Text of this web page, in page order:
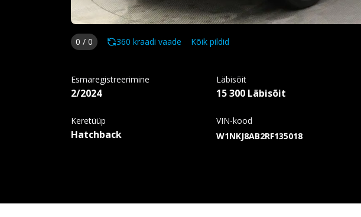
0 / 0 360 kraadi vaade Kõik pildid
Esmaregistreerimine
2/2024
Läbisõit
15 300 Läbisõit
Keretüüp
Hatchback
VIN-kood
W1NKJ8AB2RF135018